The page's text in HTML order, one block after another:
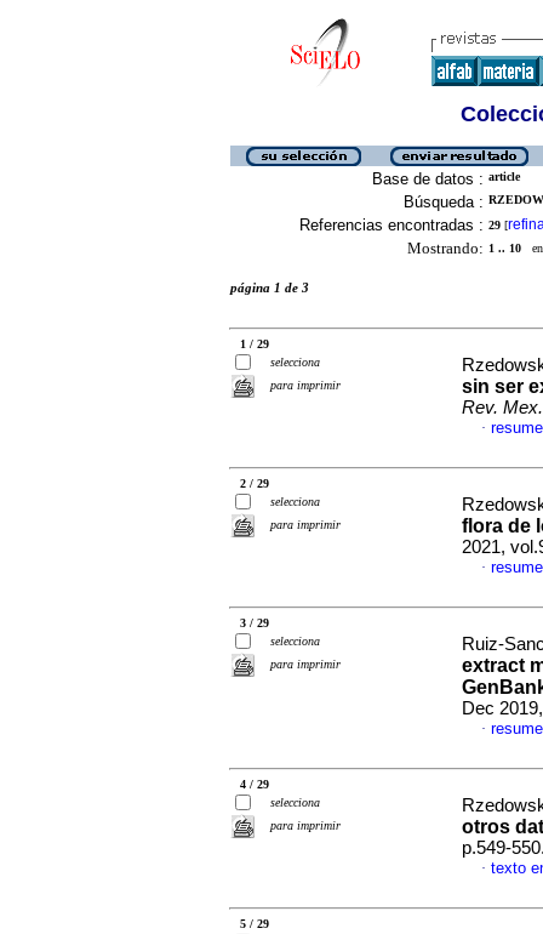
Base de datos : article
Búsqueda :
Referencias encontradas : 29 [
Mostrando: 1 .. 10 en
página 1 de 3
1 / 29
selecciona
para imprimir
sin ser
Rev.
·
2 / 29
selecciona
para imprimir
flora de
2021,
·
3 / 29
selecciona
para imprimir
Ruiz-
extract
Dec
·
4 / 29
selecciona
para imprimir
otros
p.549-
· texto
5 / 29